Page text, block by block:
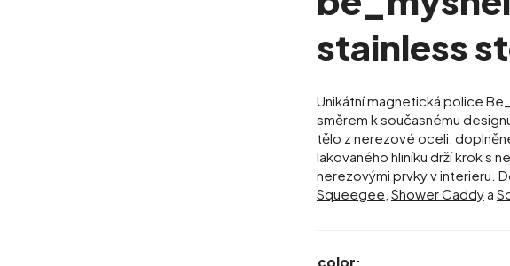
stainless
Unikátní magnetická police
směrem k současnému
tělo z nerezové oceli,
lakovaného hliníku drží krok s
nerezovými prvky v interieru.
Squeegee Shower Caddya
color: